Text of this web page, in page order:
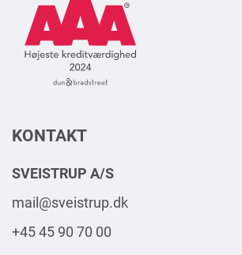
KONTAKT
SVEISTRUP A/S
mail@sveistrup.dk
+45 45 90 70 00